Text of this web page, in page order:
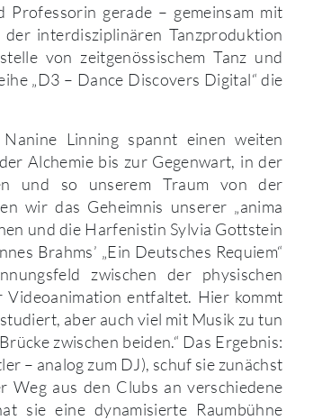
gerade – gemeinsam mit
interdisziplinären Tanzproduktion
von zeitgenössischem Tanz und
„D3 – Dance Discovers Digital“ die
Linning spannt einen weiten
Alchemie bis zur Gegenwart, in der
und so unserem Traum von der
wir das Geheimnis unserer „anima
und die Harfenistin Sylvia Gottstein
Brahms’ „Ein Deutsches Requiem“
zwischen der physischen
Videoanimation entfaltet. Hier kommt
aber auch viel mit Musik zu tun
zwischen beiden.“ Das Ergebnis:
– analog zum DJ), schuf sie zunächst
Weg aus den Clubs an verschiedene
sie eine dynamisierte Raumbühne